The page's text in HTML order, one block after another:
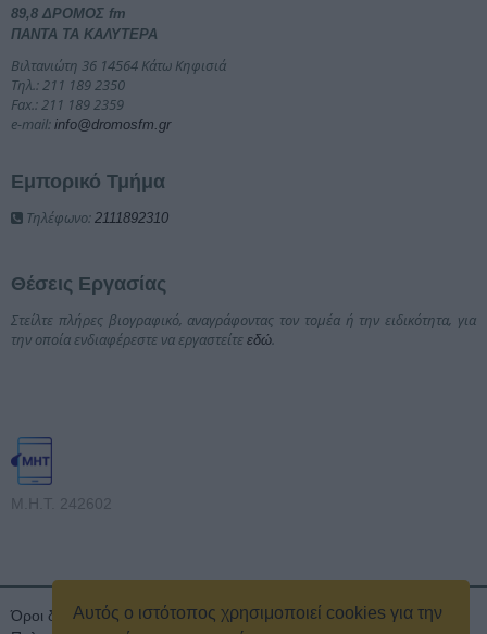
Αυτός ο ιστότοπος χρησιμοποιεί cookies για την
89,8 ΔΡΟΜΟΣ fm
ΠΑΝΤΑ ΤΑ ΚΑΛΥΤΕΡΑ
Βιλτανιώτη 36 14564 Κάτω Κηφισιά
Τηλ.: 211 189 2350
Fax.: 211 189 2359
e-mail: info@dromosfm.gr
Εμπορικό Τμήμα
Τηλέφωνο: 2111892310
Θέσεις Εργασίας
Στείλτε πλήρες βιογραφικό, αναγράφοντας τον τομέα ή την ειδικότητα, για
την οποία ενδιαφέρεστε να εργαστείτε εδώ.
Μ.Η.Τ. 242602
Όροι διαγωνισμού Όροι Χρήσης
Ταυτότητα